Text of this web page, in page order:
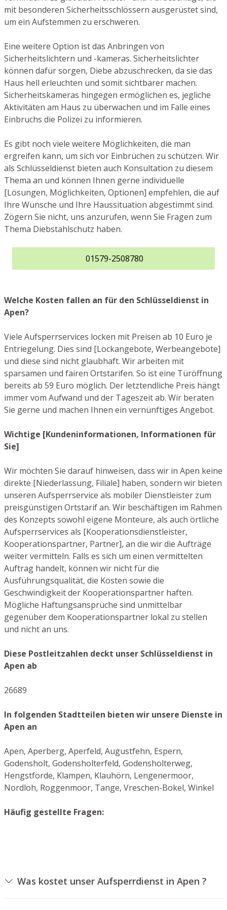
mit besonderen Sicherheitsschlössern ausgerüstet sind,
um ein Aufstemmen zu erschweren.
Eine weitere Option ist das Anbringen von
Sicherheitslichtern und -kameras. Sicherheitslichter
können dafür sorgen, Diebe abzuschrecken, da sie das
Haus hell erleuchten und somit sichtbarer machen.
Sicherheitskameras hingegen ermöglichen es, jegliche
Aktivitäten am Haus zu überwachen und im Falle eines
Einbruchs die Polizei zu informieren.
Es gibt noch viele weitere Möglichkeiten, die man
ergreifen kann, um sich vor Einbrüchen zu schützen. Wir
als Schlüsseldienst bieten auch Konsultation zu diesem
Thema an und können Ihnen gerne individuelle
[Lösungen, Möglichkeiten, Optionen] empfehlen, die auf
Ihre Wünsche und Ihre Haussituation abgestimmt sind.
Zögern Sie nicht, uns anzurufen, wenn Sie Fragen zum
Thema Diebstahlschutz haben.
01579-2508780
Welche Kosten fallen an für den Schlüsseldienst in
Apen?
Viele Aufsperrservices locken mit Preisen ab 10 Euro je
Entriegelung. Dies sind [Lockangebote, Werbeangebote]
und diese sind nicht glaubhaft. Wir arbeiten mit
sparsamen und fairen Ortstarifen. So ist eine Türöffnung
bereits ab 59 Euro möglich. Der letztendliche Preis hängt
immer vom Aufwand und der Tageszeit ab. Wir beraten
Sie gerne und machen Ihnen ein vernünftiges Angebot.
Wichtige [Kundeninformationen, Informationen für
Sie]
Wir möchten Sie darauf hinweisen, dass wir in Apen keine
direkte [Niederlassung, Filiale] haben, sondern wir bieten
unseren Aufsperrservice als mobiler Dienstleister zum
preisgünstigen Ortstarif an. Wir beschäftigen im Rahmen
des Konzepts sowohl eigene Monteure, als auch örtliche
Aufsperrservices als [Kooperationsdienstleister,
Kooperationspartner, Partner], an die wir die Aufträge
weiter vermitteln. Falls es sich um einen vermittelten
Auftrag handelt, können wir nicht für die
Ausführungsqualität, die Kosten sowie die
Geschwindigkeit der Kooperationspartner haften.
Mögliche Haftungsansprüche sind unmittelbar
gegenüber dem Kooperationspartner lokal zu stellen
und nicht an uns.
Diese Postleitzahlen deckt unser Schlüsseldienst in
Apen ab
26689
In folgenden Stadtteilen bieten wir unsere Dienste in
Apen an
Apen, Aperberg, Aperfeld, Augustfehn, Espern,
Godensholt, Godensholterfeld, Godensholterweg,
Hengstforde, Klampen, Klauhörn, Lengenermoor,
Nordloh, Roggenmoor, Tange, Vreschen-Bokel, Winkel
Häufig gestellte Fragen:
Was kostet unser Aufsperrdienst in Apen ?